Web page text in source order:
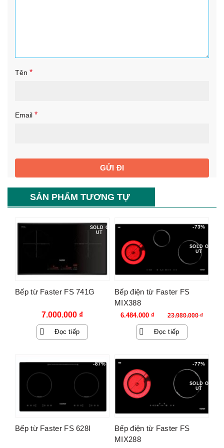
Tên *
Email *
SẢN PHẨM TƯƠNG TỰ
SOLD O
UT
Bếp từ Faster FS 741G
7.000.000 ₫
Đọc tiếp
-73%
SOLD O
UT
Bếp điện từ Faster FS
MIX388
23.980.000₫
Giá
gốc
6.484.000 ₫
Giá
hiện
tại
Đọc tiếp
-87%
Bếp từ Faster FS 628I
-77%
SOLD O
UT
Bếp điện từ Faster FS
MIX288